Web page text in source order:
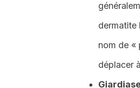
dermatite
nom de «
déplacer